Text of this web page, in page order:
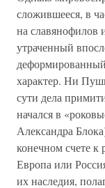
сложившееся, в
на славянофилов
утраченный
характер. Ни
сути дела
начался в
Александра
конечном счете
Европа или
их наследия,